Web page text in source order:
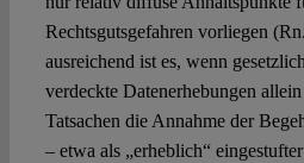
Rechtsgutsgefahren vorliegen
ausreichend ist es, wenn
verdeckte Datenerhebungen
Tatsachen die Annahme der
– etwa als „erheblich“